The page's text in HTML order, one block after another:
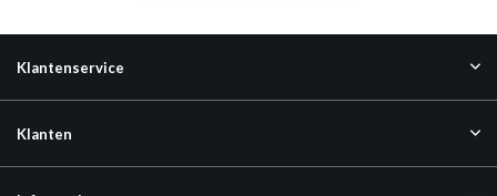
Klantenservice
Klanten